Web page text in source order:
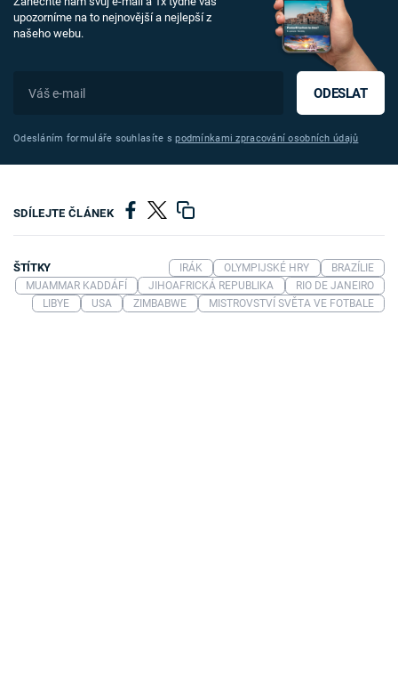
upozorníme na to nejnovější a nejlepší z
našeho webu.
ODESLAT
Odesláním formuláře souhlasíte spodmínkami zpracování osobních údajů
SDÍLEJTE ČLÁNEK
ŠTÍTKY IRÁK OLYMPIJSKÉ HRY
BRAZÍLIE
MUAMMAR KADDÁFÍ
JIHOAFRICKÁ REPUBLIKA
RIO DE JANEIRO
LIBYE
USA ZIMBABWE MISTROVSTVÍ SVĚTA VE FOTBALE